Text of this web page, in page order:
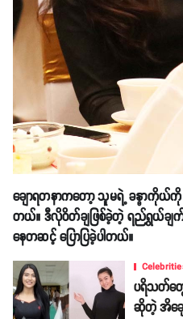
ချောရတနာကတော့ သူမရဲ့ ခန္ဓာကိုယ်ကို
တယ်။ ဒီလိုဝိတ်ချဖြစ်ခဲ့တဲ့ ရည်ရွယ်ခ
နေတဆင့် ပြောပြခဲ့ပါတယ်။
ပရိသတ်တွ
ဆိုတဲ့ အိချ